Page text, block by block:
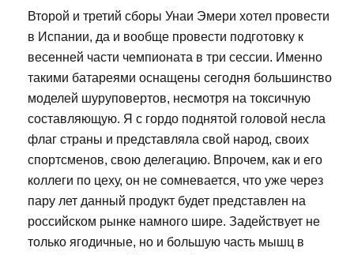
Второй и третий сборы Унаи Эмери хотел провести
в Испании, да и вообще провести подготовку к
весенней части чемпионата в три сессии. Именно
такими батареями оснащены сегодня большинство
моделей шуруповертов, несмотря на токсичную
составляющую. Я с гордо поднятой головой несла
флаг страны и представляла свой народ, своих
спортсменов, свою делегацию. Впрочем, как и его
коллеги по цеху, он не сомневается, что уже через
пару лет данный продукт будет представлен на
российском рынке намного шире. Задействует не
только ягодичные, но и большую часть мышц в